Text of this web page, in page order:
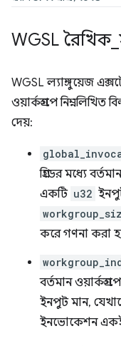
WGSL রৈখিক_
WGSL ল্যাঙ্গুয়েজ
ওয়ার্কগ্রুপে
দেয়:
গ্রিডের মধ্যে
একটি u32
করে গণনা করা
বর্তমান
ইনপুট মান,
ইনভোকেশন একই